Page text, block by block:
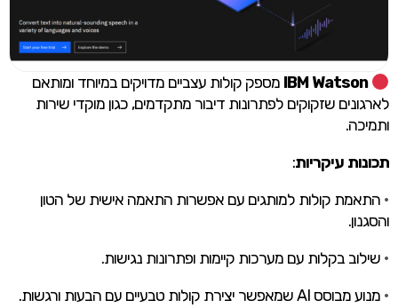
IBM Watson מספק קולות עצביים מדויקים במיוחד ומותאם
לארגונים שזקוקים לפתרונות דיבור מתקדמים, כגון מוקדי שירות
ותמיכה.
תכונות עיקריות:
• התאמת קולות למותגים עם אפשרות התאמה אישית של הטון
והסגנון.
• שילוב בקלות עם מערכות קיימות ופתרונות נגישות.
• מנוע מבוסס AI שמאפשר יצירת קולות טבעיים עם הבעות ורגשות.